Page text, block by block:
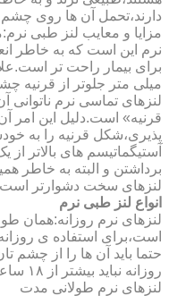
دارند،تحمل آن ها روی
مزایا و معایب لنز طبی
نرم این است که به خاطر
برای بیمار راحت تر
میلی متر جلوتر از قرنیه
لنزهای تماسی نرم
قرنیه» است.دلیل این امر
پذیری،شکل قرنیه را به
آستیگماتیسم های بالاتر
برداشتن و البته به خاطر
لنزهای سخت دشوارتر
انواع لنز طبی نرم
لنزهای نرم روزانه:همان
است،برای استفاده ی
حتما باید آن ها را از چشم
روزانه نباید بیشتر از ۱۸ ساعت در طول روز استفاده کنید.
لنزهای نرم طولانی مدت